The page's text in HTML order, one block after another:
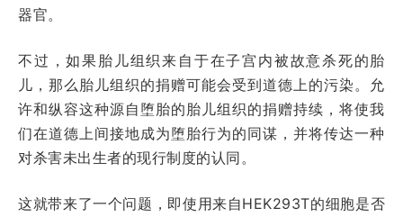
器官。
不过，如果胎儿组织来自于在子宫内被故意杀死的胎
儿，那么胎儿组织的捐赠可能会受到道德上的污染。允
许和纵容这种源自堕胎的胎儿组织的捐赠持续，将使我
们在道德上间接地成为堕胎行为的同谋，并将传达一种
对杀害未出生者的现行制度的认同。
这就带来了一个问题，即使用来自HEK293T的细胞是否